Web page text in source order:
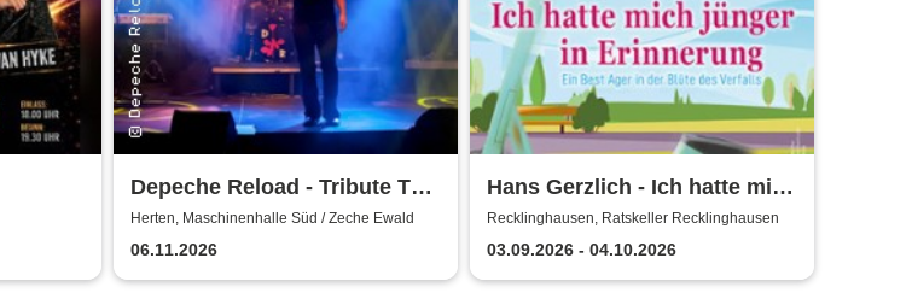
Depeche Reload - Tribute To
Depeche Mode
Herten, Maschinenhalle Süd / Zeche Ewald
06.11.2026
Hans Gerzlich - Ich hatte mich
jünger in Erinnerung
Recklinghausen, Ratskeller Recklinghausen
03.09.2026 - 04.10.2026